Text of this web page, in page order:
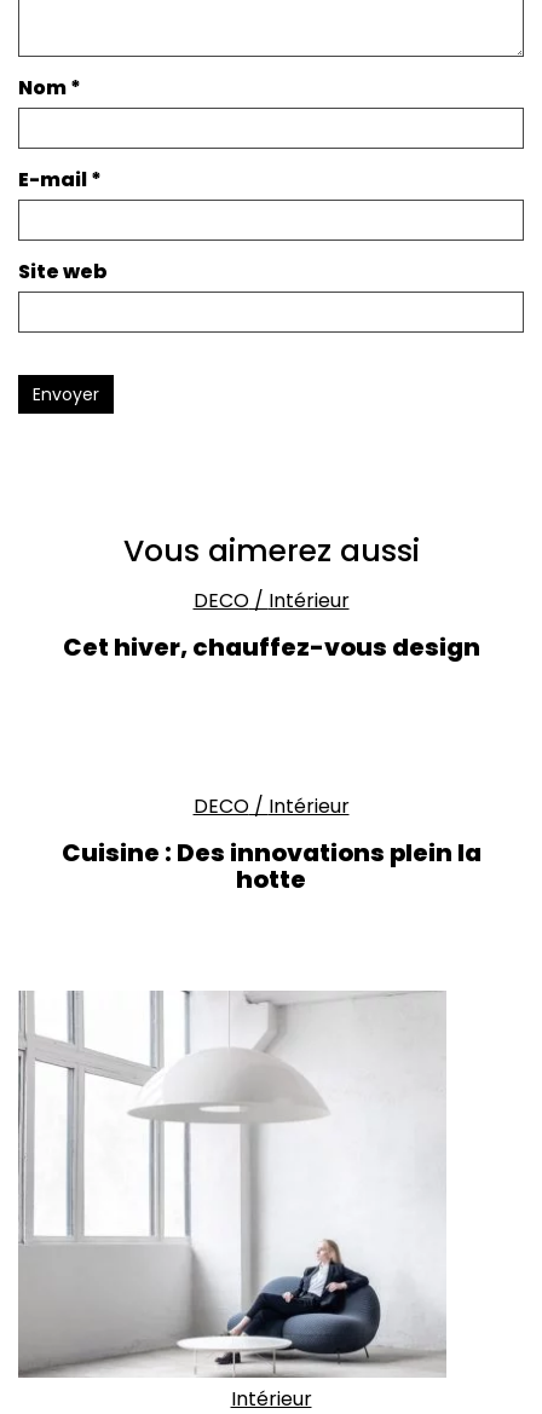
Nom*
E-mail*
Site web
Envoyer
Vous aimerez aussi
DECO/ Intérieur
Cet hiver, chauffez-vous design
DECO/ Intérieur
Cuisine : Des innovations plein la
hotte
Intérieur